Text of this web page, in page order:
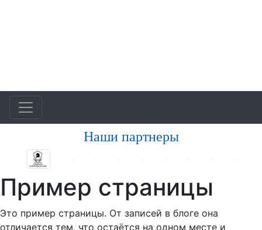
Наши партнеры
Пример страницы
Это пример страницы. От записей в блоге она
отличается тем, что остаётся на одном месте и